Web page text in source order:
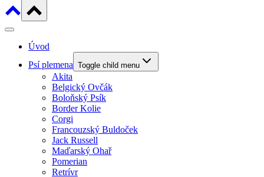
Úvod
Psí plemena Toggle child menu
Akita
Belgický Ovčák
Boloňský Psík
Border Kolie
Corgi
Francouzský Buldoček
Jack Russell
Maďarský Ohař
Pomerian
Retrívr